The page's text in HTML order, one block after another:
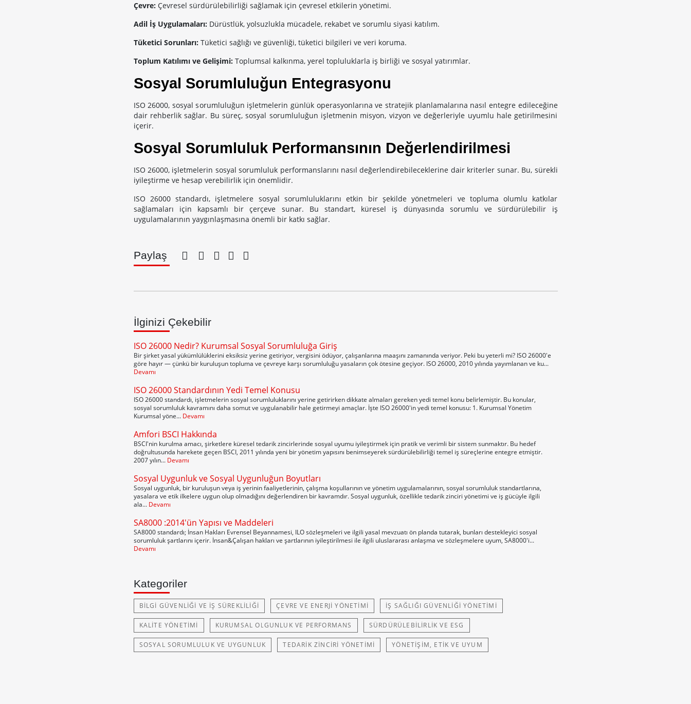
Çevre: Çevresel sürdürülebilirliği sağlamak için çevresel etkilerin yönetimi.
Adil İş Uygulamaları:Dürüstlük, yolsuzlukla mücadele, rekabet ve sorumlu siyasi katılım.
Tüketici Sorunları:Tüketici sağlığı ve güvenliği, tüketici bilgileri ve veri koruma.
Toplum Katılımı ve Gelişimi: Toplumsal kalkınma, yerel topluluklarla iş birliği ve sosyal yatırımlar.
Sosyal Sorumluluğun Entegrasyonu
ISO 26000, sosyal sorumluluğun işletmelerin günlük operasyonlarına ve stratejik planlamalarına nasıl entegre edileceğine
dair rehberlik sağlar. Bu süreç, sosyal sorumluluğun işletmenin misyon, vizyon ve değerleriyle uyumlu hale getirilmesini
içerir.
Sosyal Sorumluluk Performansının Değerlendirilmesi
ISO 26000, işletmelerin sosyal sorumluluk performanslarını nasıl değerlendirebileceklerine dair kriterler sunar. Bu, sürekli
iyileştirme ve hesap verebilirlik için önemlidir.
ISO 26000 standardı, işletmelere sosyal sorumluluklarını etkin bir şekilde yönetmeleri ve topluma olumlu katkılar
sağlamaları için kapsamlı bir çerçeve sunar. Bu standart, küresel iş dünyasında sorumlu ve sürdürülebilir iş
uygulamalarının yaygınlaşmasına önemli bir katkı sağlar.
Paylaş
İlginizi Çekebilir
ISO 26000 Nedir? Kurumsal Sosyal Sorumluluğa Giriş
Bir şirket yasal yükümlülüklerini eksiksiz yerine getiriyor, vergisini ödüyor, çalışanlarına maaşını zamanında veriyor. Peki bu yeterli mi? ISO 26000'e
göre hayır — çünkü bir kuruluşun topluma ve çevreye karşı sorumluluğu yasaların çok ötesine geçiyor. ISO 26000, 2010 yılında yayımlanan ve ku...
Devamı
ISO 26000 Standardının Yedi Temel Konusu
ISO 26000 standardı, işletmelerin sosyal sorumluluklarını yerine getirirken dikkate almaları gereken yedi temel konu belirlemiştir. Bu konular,
sosyal sorumluluk kavramını daha somut ve uygulanabilir hale getirmeyi amaçlar. İşte ISO 26000'in yedi temel konusu: 1. Kurumsal Yönetim
Kurumsal yöne... Devamı
Amfori BSCI Hakkında
BSCI'nin kurulma amacı, şirketlere küresel tedarik zincirlerinde sosyal uyumu iyileştirmek için pratik ve verimli bir sistem sunmaktır. Bu hedef
doğrultusunda harekete geçen BSCI, 2011 yılında yeni bir yönetim yapısını benimseyerek sürdürülebilirliği temel iş süreçlerine entegre etmiştir.
2007 yılın... Devamı
Sosyal Uygunluk ve Sosyal Uygunluğun Boyutları
Sosyal uygunluk, bir kuruluşun veya iş yerinin faaliyetlerinin, çalışma koşullarının ve yönetim uygulamalarının, sosyal sorumluluk standartlarına,
yasalara ve etik ilkelere uygun olup olmadığını değerlendiren bir kavramdır. Sosyal uygunluk, özellikle tedarik zinciri yönetimi ve iş gücüyle ilgili
ala... Devamı
SA8000 :2014'ün Yapısı ve Maddeleri
SA8000 standardı; İnsan Hakları Evrensel Beyannamesi, ILO sözleşmeleri ve ilgili yasal mevzuatı ön planda tutarak, bunları destekleyici sosyal
sorumluluk şartlarını içerir. İnsan&Çalışan hakları ve şartlarının iyileştirilmesi ile ilgili uluslararası anlaşma ve sözleşmelere uyum, SA8000'i...
Devamı
Kategoriler
BILGI GÜVENLIĞI VE İŞ SÜREKLILIĞI ÇEVRE VE ENERJI YÖNETIMI İŞ SAĞLIĞI GÜVENLIĞI YÖNETIMI
KALITE YÖNETIMI KURUMSAL OLGUNLUK VE PERFORMANS SÜRDÜRÜLEBILIRLIK VE ESG
SOSYAL SORUMLULUK VE UYGUNLUK TEDARIK ZINCIRI YÖNETIMI YÖNETIŞIM, ETIK VE UYUM